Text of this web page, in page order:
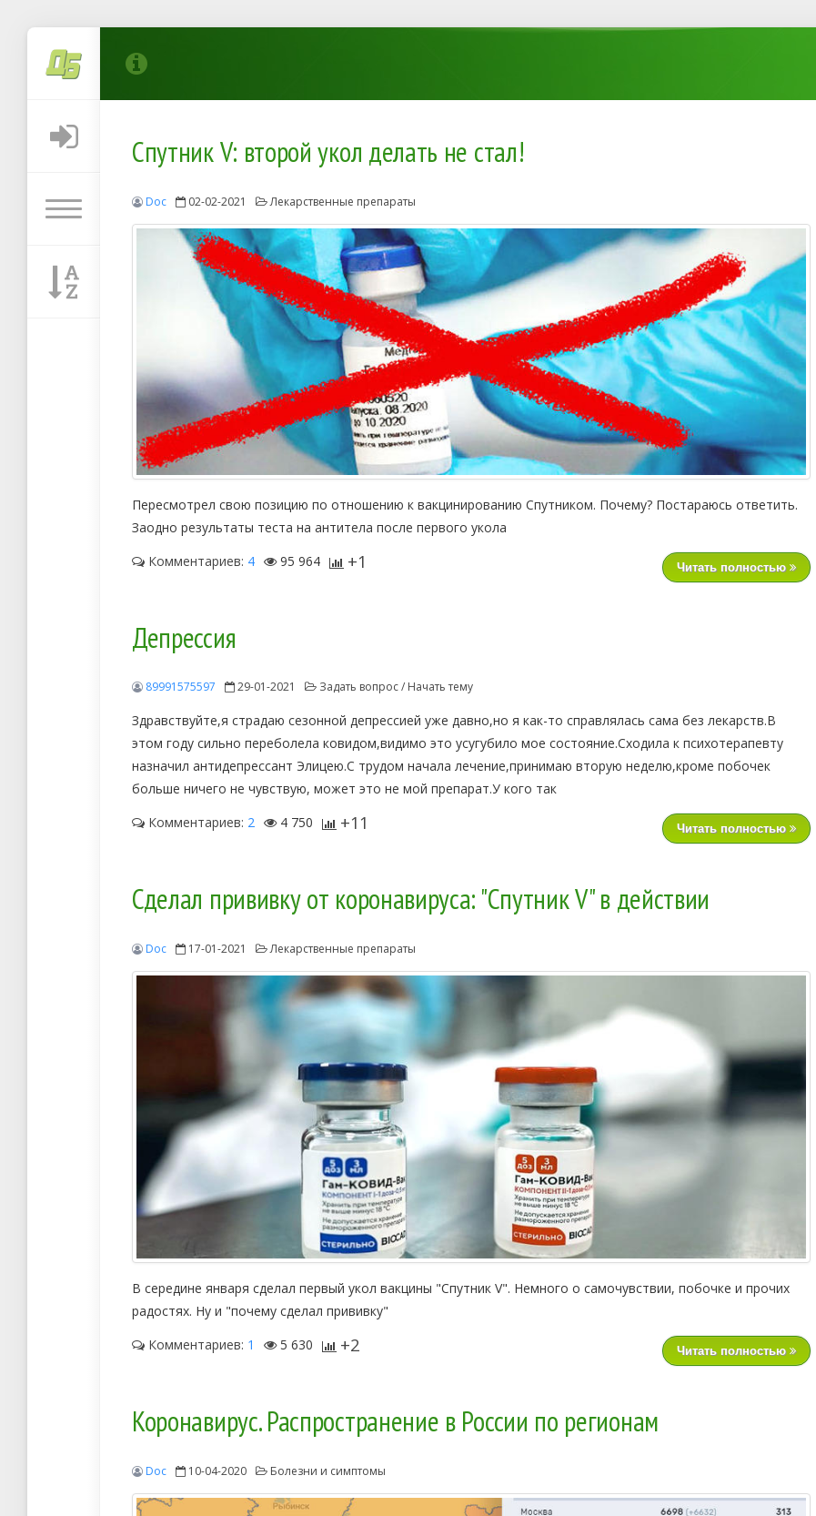
Спутник V: второй укол делать не стал!
Doc 02-02-2021 Лекарственные препараты
Пересмотрел свою позицию по отношению к вакцинированию Спутником. Почему? Постараюсь ответить.
Заодно результаты теста на антитела после первого укола
Читать полностью
Комментариев: 4 95 964 +1
Депрессия
89991575597 29-01-2021 Задать вопрос / Начать тему
Здравствуйте,я страдаю сезонной депрессией уже давно,но я как-то справлялась сама без лекарств.В
этом году сильно переболела ковидом,видимо это усугубило мое состояние.Сходила к психотерапевту
назначил антидепрессант Элицею.С трудом начала лечение,принимаю вторую неделю,кроме побочек
больше ничего не чувствую, может это не мой препарат.У кого так
Читать полностью
Комментариев: 2 4 750 +11
Сделал прививку от коронавируса: "Спутник V" в действии
Doc 17-01-2021 Лекарственные препараты
В середине января сделал первый укол вакцины "Спутник V". Немного о самочувствии, побочке и прочих
радостях. Ну и "почему сделал прививку"
Читать полностью
Комментариев: 1 5 630 +2
Коронавирус. Распространение в России по регионам
Doc 10-04-2020 Болезни и симптомы